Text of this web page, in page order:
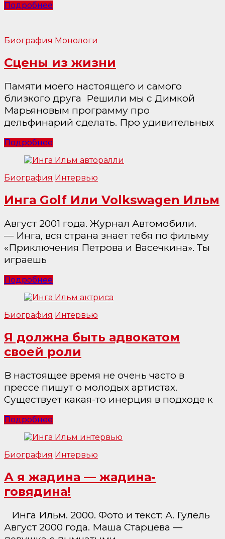
Подробнее
Биография Монологи
Сцены из жизни
Памяти моего настоящего и самого
близкого друга Решили мы с Димкой
Марьяновым программу про
дельфинарий сделать. Про удивительных
Подробнее
Биография Интервью
Инга Golf Или Volkswagen Ильм
Август 2001 года. Журнал Автомобили.
— Инга, вся страна знает тебя по фильму
«Приключения Петрова и Васечкина». Ты
играешь
Подробнее
Биография Интервью
Я должна быть адвокатом
своей роли
В настоящее время не очень часто в
прессе пишут о молодых артистах.
Существует какая-то инерция в подходе к
Подробнее
Биография Интервью
А я жадина — жадина-
говядина!
Инга Ильм. 2000. Фото и текст: А. Гулель
Август 2000 года. Маша Старцева —